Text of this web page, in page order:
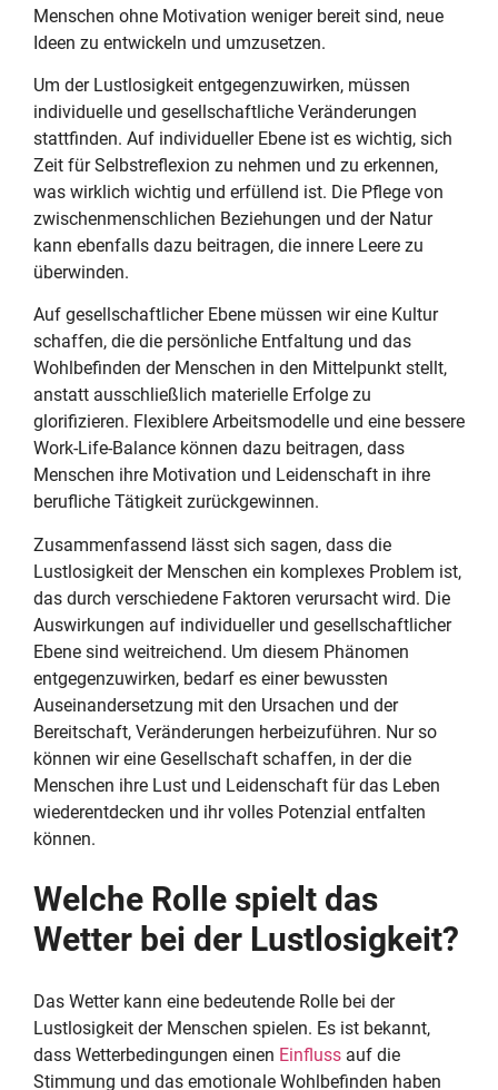
Menschen ohne Motivation weniger bereit sind, neue
Ideen zu entwickeln und umzusetzen.
Um der Lustlosigkeit entgegenzuwirken, müssen
individuelle und gesellschaftliche Veränderungen
stattfinden. Auf individueller Ebene ist es wichtig, sich
Zeit für Selbstreflexion zu nehmen und zu erkennen,
was wirklich wichtig und erfüllend ist. Die Pflege von
zwischenmenschlichen Beziehungen und der Natur
kann ebenfalls dazu beitragen, die innere Leere zu
überwinden.
Auf gesellschaftlicher Ebene müssen wir eine Kultur
schaffen, die die persönliche Entfaltung und das
Wohlbefinden der Menschen in den Mittelpunkt stellt,
anstatt ausschließlich materielle Erfolge zu
glorifizieren. Flexiblere Arbeitsmodelle und eine bessere
Work-Life-Balance können dazu beitragen, dass
Menschen ihre Motivation und Leidenschaft in ihre
berufliche Tätigkeit zurückgewinnen.
Zusammenfassend lässt sich sagen, dass die
Lustlosigkeit der Menschen ein komplexes Problem ist,
das durch verschiedene Faktoren verursacht wird. Die
Auswirkungen auf individueller und gesellschaftlicher
Ebene sind weitreichend. Um diesem Phänomen
entgegenzuwirken, bedarf es einer bewussten
Auseinandersetzung mit den Ursachen und der
Bereitschaft, Veränderungen herbeizuführen. Nur so
können wir eine Gesellschaft schaffen, in der die
Menschen ihre Lust und Leidenschaft für das Leben
wiederentdecken und ihr volles Potenzial entfalten
können.
Welche Rolle spielt das
Wetter bei der Lustlosigkeit?
Das Wetter kann eine bedeutende Rolle bei der
Lustlosigkeit der Menschen spielen. Es ist bekannt,
dass Wetterbedingungen einen Einfluss auf die
Stimmung und das emotionale Wohlbefinden haben